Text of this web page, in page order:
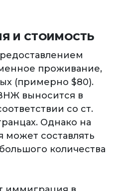
И СТОИМОСТЬ
проживание,
(примерно $80).
выносится в
со ст.
Однако на
составлять
количества